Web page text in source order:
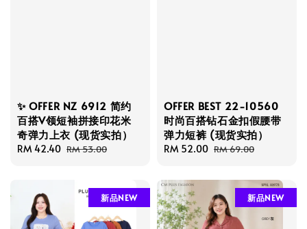
✨ OFFER NZ 6912 简约
百搭V领短袖拼接印花米
奇弹力上衣 (现货实拍）
Sale
RM 42.40 Regular
RM 53.00
OFFER BEST 22-10560
时尚百搭钻石金扣假腰带
弹力短裤 (现货实拍）
Sale
RM 52.00 Regular
RM 69.00
新品NEW 新品NEW